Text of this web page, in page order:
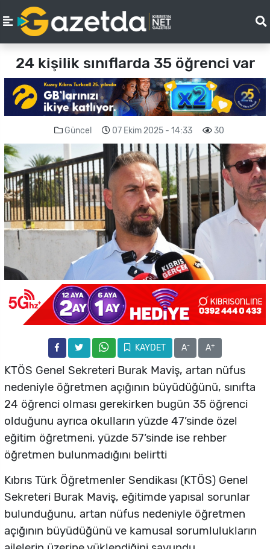
24 kişilik sınıflarda 35 öğrenci var
Güncel 07 Ekim 2025 - 14:33 30
KAYDET A- A+
KTÖS Genel Sekreteri Burak Maviş, artan nüfus
nedeniyle öğretmen açığının büyüdüğünü, sınıfta
24 öğrenci olması gerekirken bugün 35 öğrenci
olduğunu ayrıca okulların yüzde 47’sinde özel
eğitim öğretmeni, yüzde 57’sinde ise rehber
öğretmen bulunmadığını belirtti
Kıbrıs Türk Öğretmenler Sendikası (KTÖS) Genel
Sekreteri Burak Maviş, eğitimde yapısal sorunlar
bulunduğunu, artan nüfus nedeniyle öğretmen
açığının büyüdüğünü ve kamusal sorumlulukların